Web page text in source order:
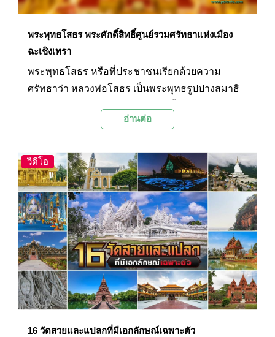
พระพุทธโสธร พระศักดิ์สิทธิ์ศูนย์รวมศรัทธาแห่งเมือง
ฉะเชิงเทรา
พระพุทธโสธร หรือที่ประชาชนเรียกด้วยความ
ศรัทธาว่า หลวงพ่อโสธร เป็นพระพุทธรูปปางสมาธิ
เป็นพระพุทธรูปศักดิ์สิทธิ์คู่บ้านคู่เมืองแปดริ้ว หรือ
อ่านต่อ
วิดีโอ
16 วัดสวยและแปลกที่มีเอกลักษณ์เฉพาะตัว